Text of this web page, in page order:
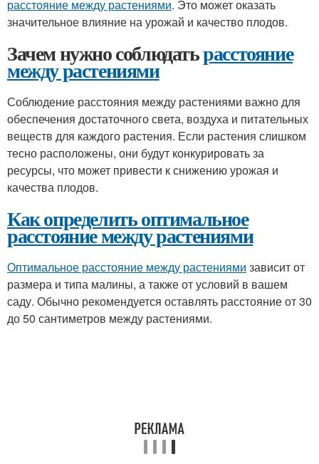
расстояние между растениями. Это может оказать
значительное влияние на урожай и качество плодов.
Зачем нужно соблюдатьрасстояние
между растениями
Соблюдение расстояния между растениями важно для
обеспечения достаточного света, воздуха и питательных
веществ для каждого растения. Если растения слишком
тесно расположены, они будут конкурировать за
ресурсы, что может привести к снижению урожая и
качества плодов.
Как определить оптимальное
расстояние между растениями
Оптимальное расстояние между растениями зависит от
размера и типа малины, а также от условий в вашем
саду. Обычно рекомендуется оставлять расстояние от 30
до 50 сантиметров между растениями.